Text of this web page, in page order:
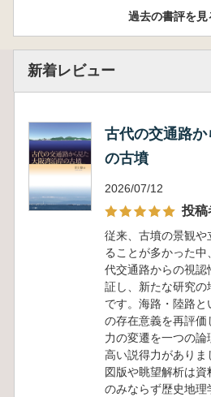
過去の書評を見
新着レビュー
古代の交通路
の古墳
2026/07/12
投稿
従来、古墳の景観
ることが多かった
代交通路からの視認
証し、新たな研究
です。海路・陸路
の存在意義を再評
力の変遷を一つの
高い説得力があり
図版や眺望解析は
のみならず歴史地